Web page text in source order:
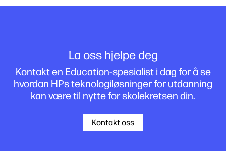
La oss hjelpe deg
Kontakt en Education-spesialist i dag for å se
hvordan HPs teknologiløsninger for utdanning
kan være til nytte for skolekretsen din.
Kontakt oss